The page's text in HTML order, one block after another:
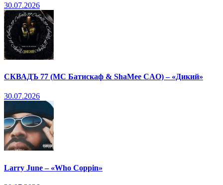
30.07.2026
СКВАДЪ 77 (МС Батискаф & ShaMee CAO) – «Дикий»
30.07.2026
Larry June – «Who Coppin»